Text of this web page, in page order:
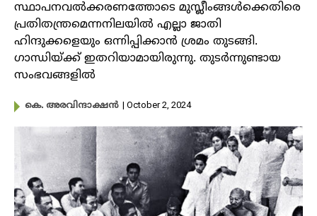
സ്ഥാപനവൽക്കരണത്തോടെ മു‌സ്ലീംങ്ങൾക്കെതിരെ
പ്രതിതന്ത്രമെന്നനിലയിൽ എല്ലാ ജാതി
ഹിന്ദുക്കളെയും ഒന്നിപ്പിക്കാൻ ശ്രമം തുടങ്ങി.
ഗാന്ധിയ്ക്ക് ഇതറിയാമായിരുന്നു. തുടർന്നുണ്ടായ
സംഭവങ്ങളിൽ
കെ. അരവിന്ദാക്ഷൻ | October 2, 2024